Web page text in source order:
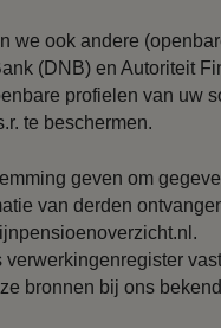
we ook andere
(DNB) en Autoriteit
profielen van uw
te beschermen.
geven om
van derden
verwerkingenregister
bronnen bij ons